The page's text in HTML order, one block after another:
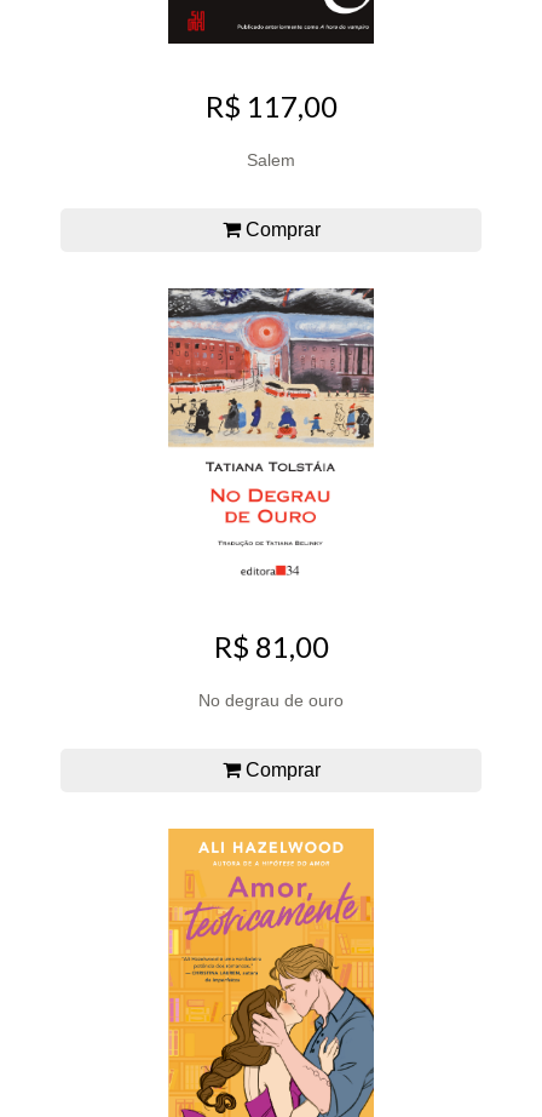
R$ 117,00
Salem
Comprar
R$ 81,00
No degrau de ouro
Comprar